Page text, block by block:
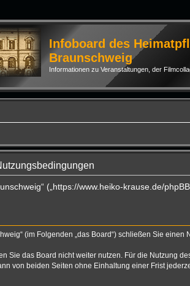
Infoboard des
Braunschweig
Informationen zu Veranstaltungen, der
(„https://www.heiko-krause.de/
(im Folgenden „das Board“) schließen Sie
Sie das Board nicht weiter nutzen. Für die Nutzung
von beiden Seiten ohne Einhaltung einer Frist